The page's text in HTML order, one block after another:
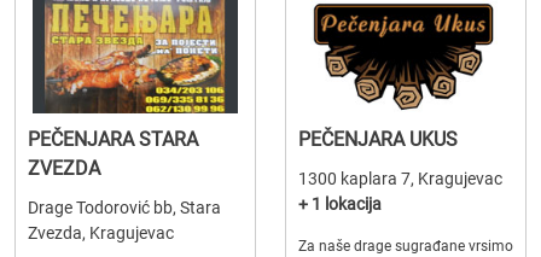
PEČENJARA STARA
ZVEZDA
Drage Todorović bb, Stara
Zvezda, Kragujevac
PEČENJARA UKUS
1300 kaplara 7, Kragujevac
+ 1 lokacija
Za naše drage sugrađane vrsimo